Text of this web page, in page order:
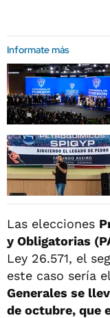
Informate más
Las elecciones
y Obligatorias
Ley 26.571, el
este caso sería
Generales se
de octubre, que